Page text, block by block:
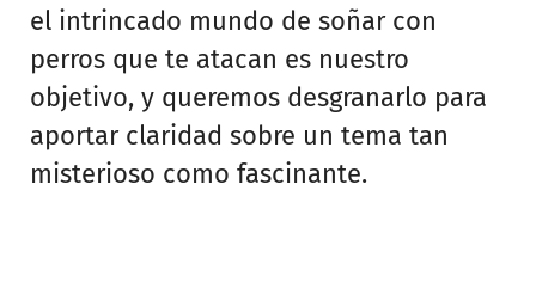
el intrincado mundo de soñar con
perros que te atacan es nuestro
objetivo, y queremos desgranarlo para
aportar claridad sobre un tema tan
misterioso como fascinante.